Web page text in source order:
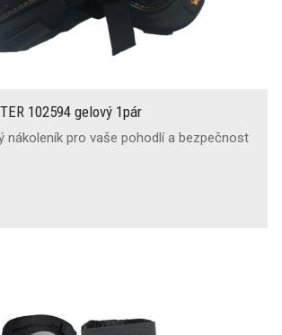
102594 gelový 1pár
nákoleník pro vaše pohodlí a bezpečnost